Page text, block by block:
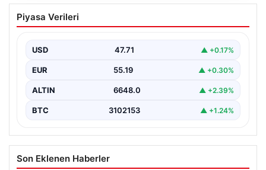
CANLI | Partizan – Tobol Kostanay Canlı
Maç Anlatımı
Piyasa Verileri
USD 47.71 ▲ +0.17%
EUR 55.19 ▲ +0.30%
ALTIN 6648.0 ▲ +2.39%
BTC 3102153 ▲ +1.24%
Son Eklenen Haberler